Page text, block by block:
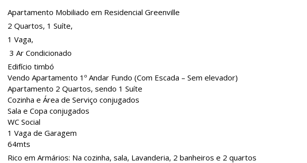
Apartamento Mobiliado em Residencial Greenville
2 Quartos, 1 Suíte,
1 Vaga,
3 Ar Condicionado
Edifício timbó
Vendo Apartamento 1º Andar Fundo (Com Escada – Sem elevador)
Apartamento 2 Quartos, sendo 1 Suíte
Cozinha e Área de Serviço conjugados
Sala e Copa conjugados
WC Social
1 Vaga de Garagem
64mts
Rico em Armários: Na cozinha, sala, Lavanderia, 2 banheiros e 2 quartos